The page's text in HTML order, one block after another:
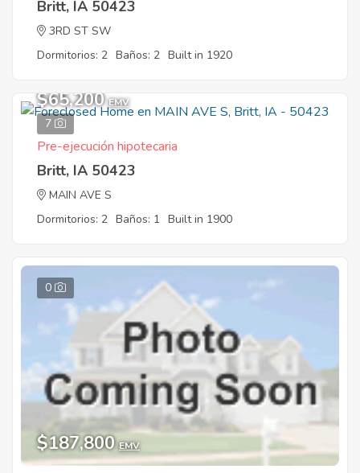
Britt, IA 50423
3RD ST SW
Dormitorios: 2 Baños: 2 Built in 1920
7
$65,200 EMV
Pre-ejecución hipotecaria
Britt, IA 50423
MAIN AVE S
Dormitorios: 2 Baños: 1 Built in 1900
0
$187,800 EMV